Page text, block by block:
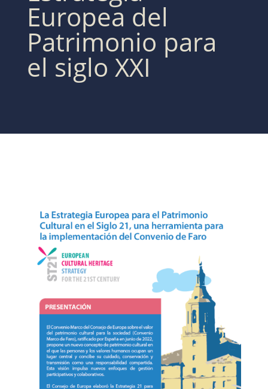
Europea del
Patrimonio para
el siglo XXI